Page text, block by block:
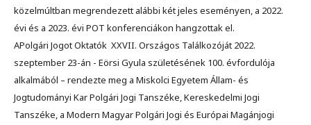
közelmúltban megrendezett alábbi két jeles eseményen, a 2022.
évi és a 2023. évi POT konferenciákon hangzottak el.
APolgári Jogot Oktatók XXVII. Országos Találkozóját 2022.
szeptember 23-án - Eörsi Gyula születésének 100. évfordulója
alkalmából – rendezte meg a Miskolci Egyetem Állam- és
Jogtudományi Kar Polgári Jogi Tanszéke, Kereskedelmi Jogi
Tanszéke, a Modern Magyar Polgári Jogi és Európai Magánjogi